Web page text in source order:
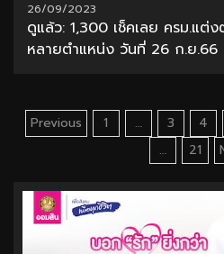
26/09/2023
ดูแล้ว: 1,300 เช็คเลย ครม.แต่
หลายตำแหน่ง วันที่ 26 ก.ย.66
Posts
pagination
Previous 1 … 3 4
…
21